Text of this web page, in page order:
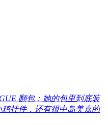
翻包：她的包里到底装
挂件，还有很中岛美嘉的